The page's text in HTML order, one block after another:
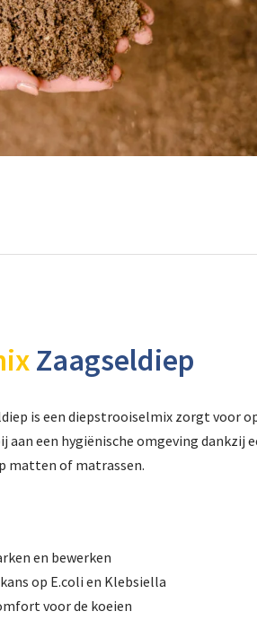
Zaagseldiep
is een diepstrooiselmix zorgt voor
aan een hygiënische omgeving dankzij
matten of matrassen.
en bewerken
op E.coli en Klebsiella
voor de koeien